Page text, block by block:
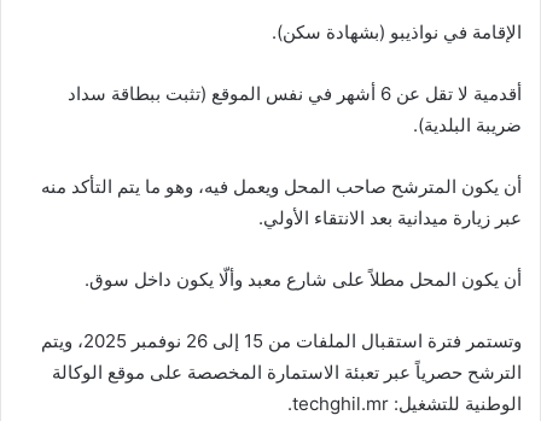
الإقامة في نواذيبو (بشهادة سكن).
أقدمية لا تقل عن 6 أشهر في نفس الموقع (تثبت ببطاقة سداد
ضريبة البلدية).
أن يكون المترشح صاحب المحل ويعمل فيه، وهو ما يتم التأكد منه
عبر زيارة ميدانية بعد الانتقاء الأولي.
أن يكون المحل مطلاً على شارع معبد وألّا يكون داخل سوق.
وتستمر فترة استقبال الملفات من 15 إلى 26 نوفمبر 2025، ويتم
الترشح حصرياً عبر تعبئة الاستمارة المخصصة على موقع الوكالة
الوطنية للتشغيل: techghil.mr.